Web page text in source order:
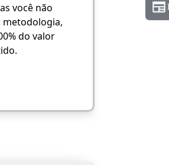
você não
metodologia,
do valor